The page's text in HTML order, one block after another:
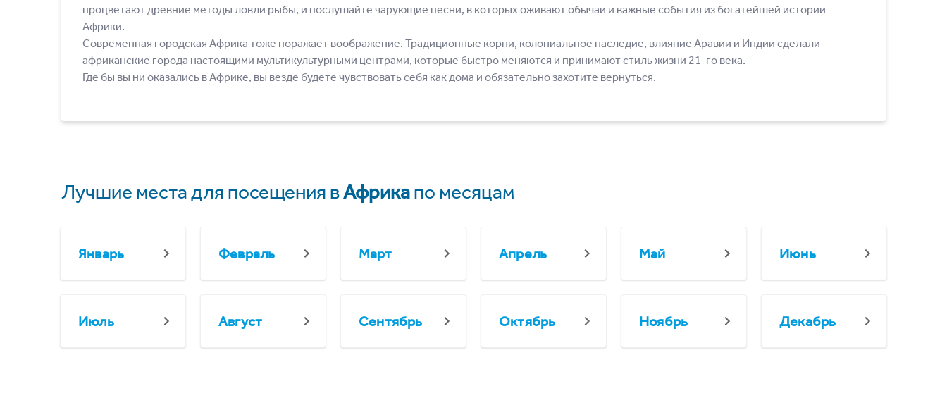
процветают древние методы ловли рыбы, и послушайте чарующие песни, в которых оживают обычаи и важные события из богатейшей истории
Африки.
Современная городская Африка тоже поражает воображение. Традиционные корни, колониальное наследие, влияние Аравии и Индии сделали
африканские города настоящими мультикультурными центрами, которые быстро меняются и принимают стиль жизни 21-го века.
Где бы вы ни оказались в Африке, вы везде будете чувствовать себя как дома и обязательно захотите вернуться.
Лучшие места для посещения вАфрикапо месяцам
Январь Февраль Март Апрель Май Июнь
Июль Август Сентябрь Октябрь Ноябрь Декабрь